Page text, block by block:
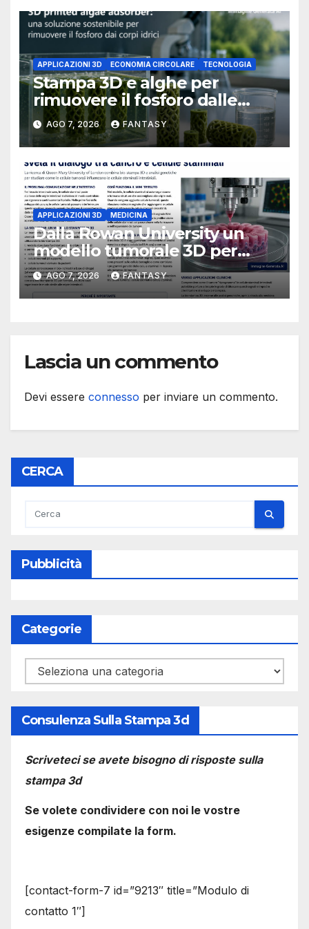
APPLICAZIONI 3D ECONOMIA CIRCOLARE TECNOLOGIA
Stampa 3D e alghe per
rimuovere il fosforo dalle
acque il progetto della
Florida Atlantic University
AGO 7, 2026 FANTASY
APPLICAZIONI 3D MEDICINA
Dalla Rowan University un
modello tumorale 3D per
studiare il dialogo tra cancro
e cellule staminali
AGO 7, 2026 FANTASY
Lascia un commento
Devi essere connesso per inviare un commento.
CERCA
Pubblicità
Categorie
Categorie
Consulenza Sulla Stampa 3d
Scriveteci se avete bisogno di risposte sulla
stampa 3d
Se volete condividere con noi le vostre
esigenze compilate la form.
[contact-form-7 id=”9213″ title=”Modulo di
contatto 1″]